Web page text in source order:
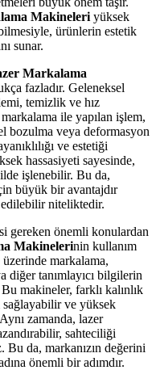
Makineleri yüksek
ürünlerin estetik
sunar.
Markalama
fazladır. Geleneksel
temizlik ve hız
ile yapılan işlem,
bozulma veya deformasyon
ve estetiği
hassasiyeti sayesinde,
işlenebilir. Bu da,
büyük bir avantajdır
edilebilir niteliktedir.
gereken önemli konulardan
Makinelerinin kullanım
markalama,
diğer tanımlayıcı bilgilerin
makineler, farklı kalınlık
ve yüksek
zamanda, lazer
sahteciliği
da, markanızın değerini
önemli bir adımdır.